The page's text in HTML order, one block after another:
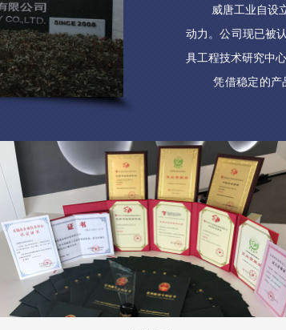
威唐工业自设立
动力。公司现已被
具工程技术研究中
凭借稳定的产品
驰、宝马、奥迪、
多车型。